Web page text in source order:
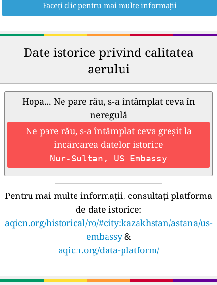
Faceți clic pentru mai multe informații
Date istorice privind calitatea
aerului
Hopa... Ne pare rău, s-a întâmplat ceva în
neregulă
Ne pare rău, s-a întâmplat ceva greșit la
încărcarea datelor istorice
Nur-Sultan, US Embassy
Pentru mai multe informații, consultați platforma
de date istorice:
aqicn.org/historical/ro/#city:kazakhstan/astana/us-
embassy&
aqicn.org/data-platform/